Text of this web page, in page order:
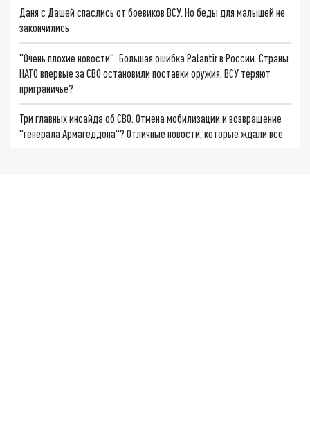
Даня с Дашей спаслись от боевиков ВСУ. Но беды для малышей не
закончились
"Очень плохие новости": Большая ошибка Palantir в России. Страны
НАТО впервые за СВО остановили поставки оружия. ВСУ теряют
приграничье?
Три главных инсайда об СВО. Отмена мобилизации и возвращение
"генерала Армагеддона"? Отличные новости, которые ждали все